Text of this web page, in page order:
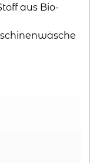
aus Bio-